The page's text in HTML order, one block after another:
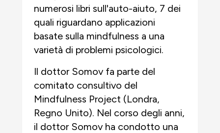
numerosi libri sull'auto-aiuto, 7 dei
quali riguardano applicazioni
basate sulla mindfulness a una
varietà di problemi psicologici.
Il dottor Somov fa parte del
comitato consultivo del
Mindfulness Project (Londra,
Regno Unito). Nel corso degli anni,
il dottor Somov ha condotto una